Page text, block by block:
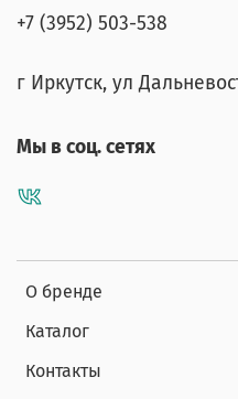
О бренде
Каталог
Контакты
+7 (3952) 503-538
г Иркутск, ул
Мы в соц. сетях